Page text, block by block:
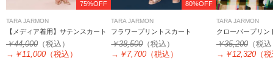
75%OFF
TARA JARMON
【メディア着用】サテンスカート
￥44,000 （税込）
→ ￥11,000 （税込）
80%OFF
TARA JARMON
フラワープリントスカート
￥38,500（税込）
→ ￥7,700 （税込）
TARA JARMON
クローバープリン
￥35,200（税
→ ￥12,320（